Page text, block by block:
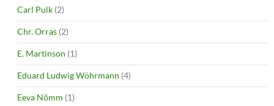
Carl Pulk (2)
Chr. Orras (2)
E. Martinson (1)
Eduard Ludwig Wöhrmann (4)
Eeva Nõmm (1)